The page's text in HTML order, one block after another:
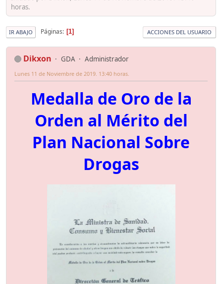
horas.
IR ABAJO Páginas 1 ACCIONES DEL USUARIO
Dikxon GDA Administrador
Lunes 11 de Noviembre de 2019. 13:40 horas.
Medalla de Oro de la
Orden al Mérito del
Plan Nacional Sobre
Drogas